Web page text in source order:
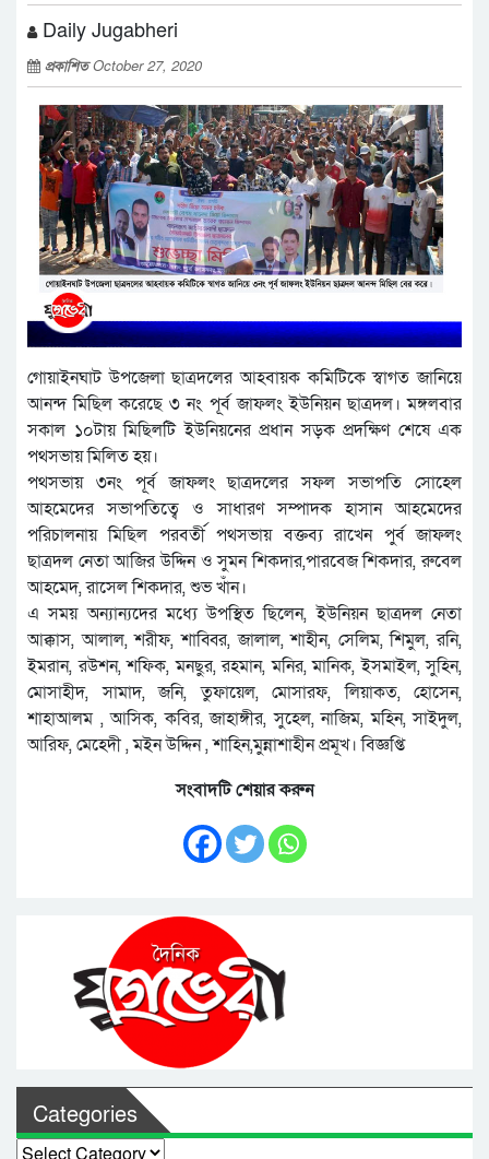
Daily Jugabheri
প্রকাশিতOctober 27, 2020
গোয়াইনঘাট উপজেলা ছাত্রদলের আহবায়ক কমিটিকে স্বাগত জানিয়ে
আনন্দ মিছিল করেছে ৩ নং পূর্ব জাফলং ইউনিয়ন ছাত্রদল। মঙ্গলবার
সকাল ১০টায় মিছিলটি ইউনিয়নের প্রধান সড়ক প্রদক্ষিণ শেষে এক
পথসভায় মিলিত হয়।
পথসভায় ৩নং পূর্ব জাফলং ছাত্রদলের সফল সভাপতি সোহেল
আহমেদের সভাপতিত্বে ও সাধারণ সম্পাদক হাসান আহমেদের
পরিচালনায় মিছিল পরবর্তী পথসভায় বক্তব্য রাখেন পুর্ব জাফলং
ছাত্রদল নেতা আজির উদ্দিন ও সুমন শিকদার,পারবেজ শিকদার, রুবেল
আহমেদ, রাসেল শিকদার, শুভ খাঁন।
এ সময় অন্যান্যদের মধ্যে উপস্থিত ছিলেন, ইউনিয়ন ছাত্রদল নেতা
আক্কাস, আলাল, শরীফ, শাব্বির, জালাল, শাহীন, সেলিম, শিমুল, রনি,
ইমরান, রউশন, শফিক, মনছুর, রহমান, মনির, মানিক, ইসমাইল, সুহিন,
মোসাহীদ, সামাদ, জনি, তুফায়েল, মোসারফ, লিয়াকত, হোসেন,
শাহাআলম , আসিক, কবির, জাহাঙ্গীর, সুহেল, নাজিম, মহিন, সাইদুল,
আরিফ, মেহেদী , মইন উদ্দিন , শাহিন,মুন্নাশাহীন প্রমূখ। বিজ্ঞপ্তি
সংবাদটি শেয়ার করুন
Categories
Categories